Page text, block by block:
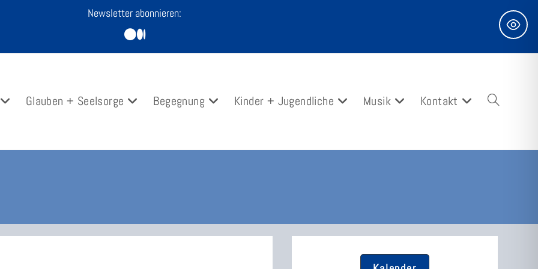
Newsletter abonnieren:
Glauben + Seelsorge Begegnung Kinder + Jugendliche Musik Kontakt Website-